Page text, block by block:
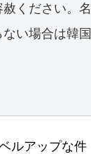
ください。
い場合は韓
ルアップな